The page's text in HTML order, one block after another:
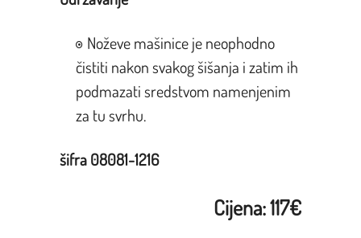
Noževe mašinice je neophodno
čistiti nakon svakog šišanja i zatim ih
podmazati sredstvom namenjenim
za tu svrhu.
šifra 08081-1216
Cijena: 117€